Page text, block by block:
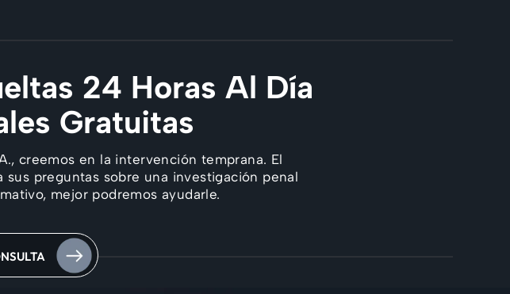
24 Horas Al Día
Gratuitas
creemos en la intervención temprana. El
preguntas sobre una investigación penal
mejor podremos ayudarle.